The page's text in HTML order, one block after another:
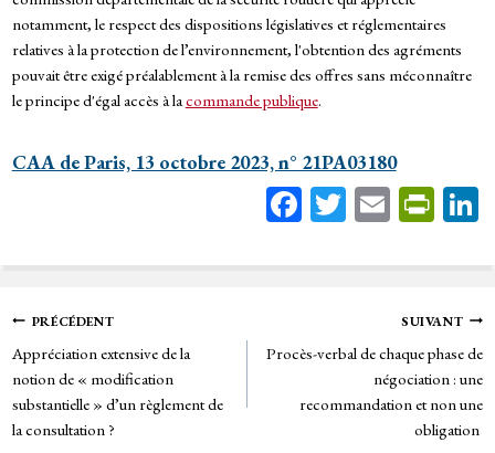
notamment, le respect des dispositions législatives et réglementaires
relatives à la protection de l’environnement, l'obtention des agréments
pouvait être exigé préalablement à la remise des offres sans méconnaître
le principe d'égal accès à lacommande publique.
CAA de Paris, 13 octobre 2023, n° 21PA03180
Fa
bo
T
tt
E
ail
Pr
tF
rie
n
dl
y
Navigation
de
l’article
PRÉCÉDENT
Appréciation extensive de la
notion de « modification
substantielle » d’un règlement de
la consultation ?
SUIVANT
Procès-verbal de chaque phase de
négociation : une
recommandation et non une
obligation